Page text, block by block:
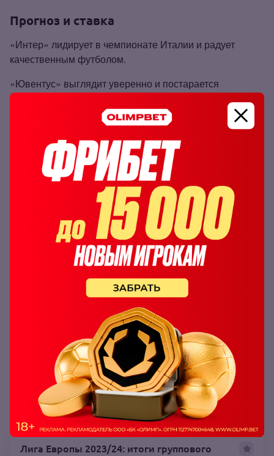
Прогноз и ставка
«Интер» лидирует в чемпионате Италии и радует
качественным футболом.
«Ювентус» выглядит уверенно и постарается
сократить отставание от лидера. Считаем, что оба
клуба получат шансы на успех – соперники
мотивированы и ведут борьбу за скудетто. Ожидаем
обилие атакующий действий.
Рассчитываем на высокий процент
реализации. Ставим на обмен забитыми
голами с коэффициентом 2.06 по линии БК
OLIMPBET .
Обе забьют – да
Читайте также:
Лига Европы 2023/24: итоги группового